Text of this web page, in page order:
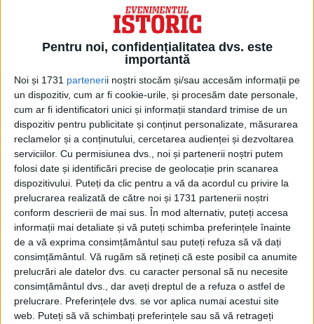
Pentru noi, confidențialitatea dvs. este
importantă
Noi și 1731 partenerii noștri stocăm și/sau accesăm informații pe
un dispozitiv, cum ar fi cookie-urile, și procesăm date personale,
cum ar fi identificatori unici și informații standard trimise de un
dispozitiv pentru publicitate și conținut personalizate, măsurarea
reclamelor și a conținutului, cercetarea audienței și dezvoltarea
serviciilor. Cu permisiunea dvs., noi și partenerii noștri putem
folosi date și identificări precise de geolocație prin scanarea
dispozitivului. Puteți da clic pentru a vă da acordul cu privire la
prelucrarea realizată de către noi și 1731 partenerii noștri
conform descrierii de mai sus. În mod alternativ, puteți accesa
informații mai detaliate și vă puteți schimba preferințele înainte
de a vă exprima consimțământul sau puteți refuza să vă dați
consimțământul. Vă rugăm să rețineți că este posibil ca anumite
prelucrări ale datelor dvs. cu caracter personal să nu necesite
consimțământul dvs., dar aveți dreptul de a refuza o astfel de
prelucrare. Preferințele dvs. se vor aplica numai acestui site
web. Puteți să vă schimbați preferințele sau să vă retrageți
modernă: Strousberg și Hallier
1 SEPTEMBRIE 1939,AL DOILEA RAZBOI MONDIAL
PUBLICAT IN CATEGORIILE: ARTICOLE ONLINE
DISTRIBUIE ȘTIREA: FACEBOOK|TWITTER
DACĂ VA PLAC MATERIALELE PUBLICATE, VA INVITĂM SĂ NE URMĂRIȚI
ȘI PE PAGINA NOASTRĂ DE FACEBOOK
RECOMANDARI PENTRU TINE
Istoria sloturilor: de la primele aparate
la sloturile online
Istoria dezvoltării cazinourilor în
România: de la saloane sociale, la era
digitală